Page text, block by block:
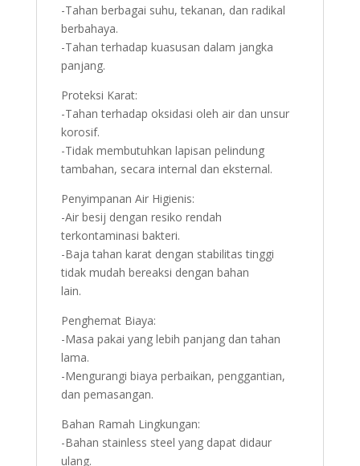
-Tahan berbagai suhu, tekanan, dan radikal
berbahaya.
-Tahan terhadap kuasusan dalam jangka
panjang.
Proteksi Karat:
-Tahan terhadap oksidasi oleh air dan unsur
korosif.
-Tidak membutuhkan lapisan pelindung
tambahan, secara internal dan eksternal.
Penyimpanan Air Higienis:
-Air besij dengan resiko rendah
terkontaminasi bakteri.
-Baja tahan karat dengan stabilitas tinggi
tidak mudah bereaksi dengan bahan
lain.
Penghemat Biaya:
-Masa pakai yang lebih panjang dan tahan
lama.
-Mengurangi biaya perbaikan, penggantian,
dan pemasangan.
Bahan Ramah Lingkungan:
-Bahan stainless steel yang dapat didaur
ulang.